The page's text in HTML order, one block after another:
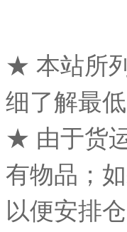
★ 本站所列
细了解最
★ 由于货
有物品；
以便安排